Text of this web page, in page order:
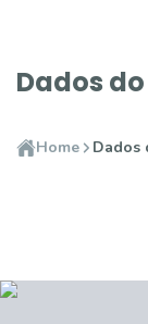
Dados
Home Dados